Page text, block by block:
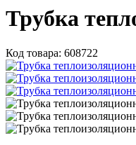
Трубка
Код товара: 608722